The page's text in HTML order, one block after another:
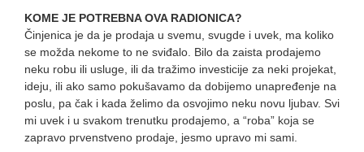
KOME JE POTREBNA OVA RADIONICA?
Činjenica je da je prodaja u svemu, svugde i uvek, ma koliko
se možda nekome to ne sviđalo. Bilo da zaista prodajemo
neku robu ili usluge, ili da tražimo investicije za neki projekat,
ideju, ili ako samo pokušavamo da dobijemo unapređenje na
poslu, pa čak i kada želimo da osvojimo neku novu ljubav. Svi
mi uvek i u svakom trenutku prodajemo, a “roba” koja se
zapravo prvenstveno prodaje, jesmo upravo mi sami.